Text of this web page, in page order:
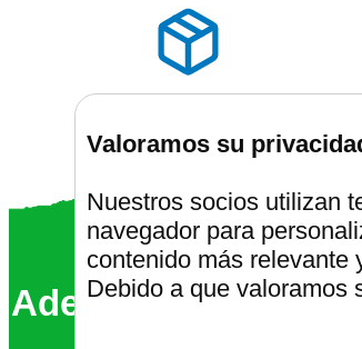
Envíos discretos
Además somos un
Valoramos su
Nuestros socios utilizan
navegador para
contenido más relevante
Debido a que valoramos